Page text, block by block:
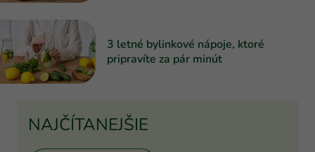
3 letné bylinkové nápoje, ktoré
pripravíte za pár minút
NAJČÍTANEJŠIE